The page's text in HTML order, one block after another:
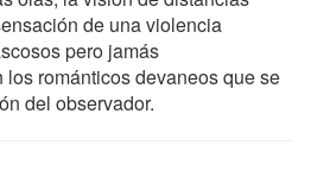
de una violencia
pero jamás
románticos devaneos que se
del observador.